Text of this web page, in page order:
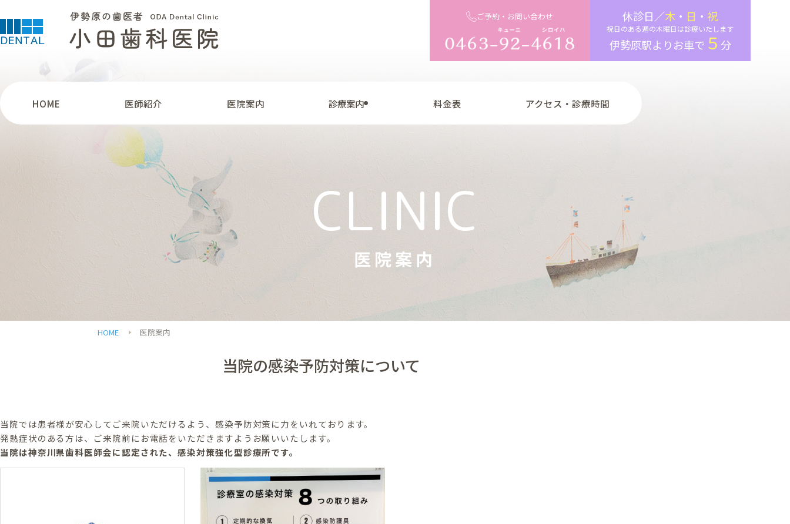
ご予約・お問い合わせ 休診日／木 ・ 日 ・祝
祝日のある週の木曜日は診療いたします
伊勢原駅よりお車で ５ 分
HOME 医師紹介 医院案内 診療案内 料金表 アクセス・診療時間
医院案内
CLINIC
HOME 医院案内
当院の感染予防対策について
当院では患者様が安心してご来院いただけるよう、感染予防対策に力をいれております。
発熱症状のある方は、ご来院前にお電話をいただきますようお願いいたします。
当院は神奈川県歯科医師会に認定された、感染対策強化型診療所です。